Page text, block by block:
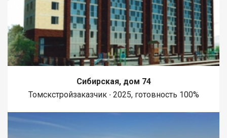
Сибирская, дом 74
Томскстройзаказчик ∙ 2025, готовность 100%